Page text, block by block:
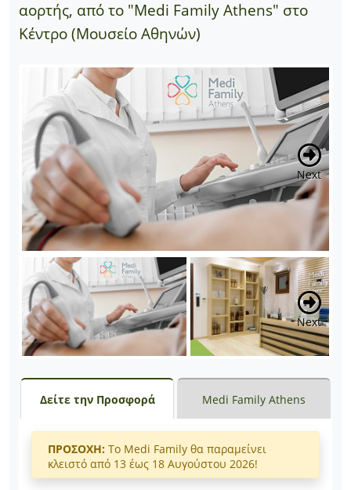
αορτής, από το "Medi Family Athens" στο
Κέντρο (Μουσείο Αθηνών)
Previous Next
Previous Next
Δείτε την Προσφορά Medi Family Athens
ΠΡΟΣΟΧΗ: Το Medi Family θα παραμείνει
κλειστό από 13 έως 18 Αυγούστου 2026!